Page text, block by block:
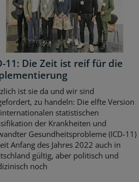
11: Die Zeit ist reif für die
ist sie da und wir sind
zu handeln: Die elfte Version
statistischen
der Krankheiten und
Gesundheitsprobleme (ICD-11)
Anfang des Jahres 2022 auch in
gültig, aber politisch und
noch